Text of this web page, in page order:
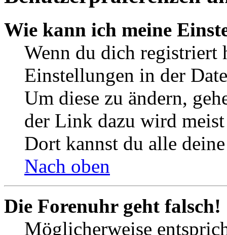
Wie kann ich meine
Wenn du dich registriert
Einstellungen in der
Um diese zu ändern,
der Link dazu wird
Dort kannst du alle
Nach oben
Die Forenuhr geht falsch!
Möglicherweise